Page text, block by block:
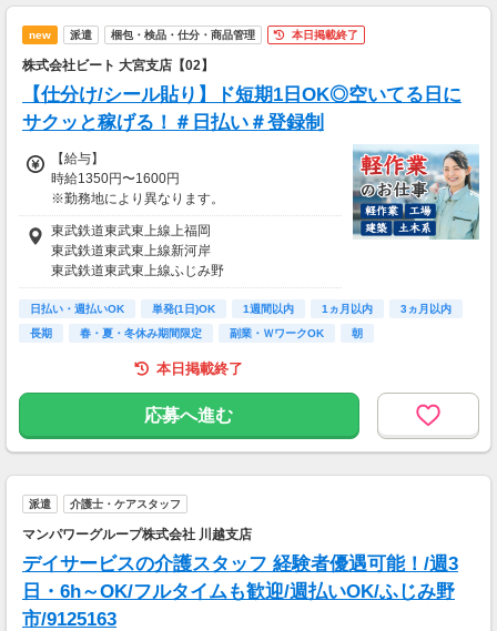
♪
◎昇給・社保完備・社員登用制度‥充実！
◎履歴書不要のらくらく登録♪
【給与支払】
日払い
【交通費】
別途一部支給
※案件により異なります
new 派遣 梱包・検品・仕分・商品管理 本日掲載終了
株式会社ビート 大宮支店【02】
【仕分け/シール貼り】ド短期1日OK◎空いてる日に
サクッと稼げる！＃日払い＃登録制
【給与】
時給1350円〜1600円
※勤務地により異なります。
※22時以降は時給25％UP
▼日収例
----------------------------------------
(時給1350円×1日5h＝日収6750円）
★日収1万円以上もサクッと稼げる◎
(時給1400円×1日7.5h＝日収10500円）
----------------------------------------
▼月収例
時給1350円×1日8h＝日給1万800円
15日勤務＝月給16万2000円！
時給1400円×1日7.5h＝日収10500円
22日勤務＝月給23万10000円！
登録制なので、自分のペースで勤務可能です！
稼ぎたい方は沢山お仕事ご紹介出来ますので、
高時給で効率よく稼ぎたい方必見です！
東武鉄道東武東上線上福岡
東武鉄道東武東上線新河岸
東武鉄道東武東上線ふじみ野
ＪＲ東日本川越線南古谷
東武鉄道東武東上線鶴瀬
日払い・週払いOK 単発(1日)OK 1週間以内 1ヵ月以内
3ヵ月以内
長期
春・夏・冬休み期間限定 副業・ＷワークOK 朝
本日掲載終了
応募へ進む
派遣 介護士・ケアスタッフ
マンパワーグループ株式会社 川越支店
デイサービスの介護スタッフ 経験者優遇可能！/週3
日・6h～OK/フルタイムも歓迎/週払いOK/ふじみ野
市/9125163